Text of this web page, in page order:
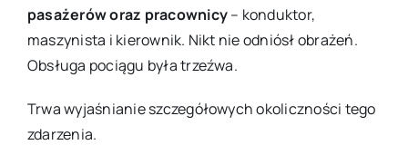
pasażerów oraz pracownicy– konduktor,
maszynista i kierownik. Nikt nie odniósł obrażeń.
Obsługa pociągu była trzeźwa.
Trwa wyjaśnianie szczegółowych okoliczności tego
zdarzenia.